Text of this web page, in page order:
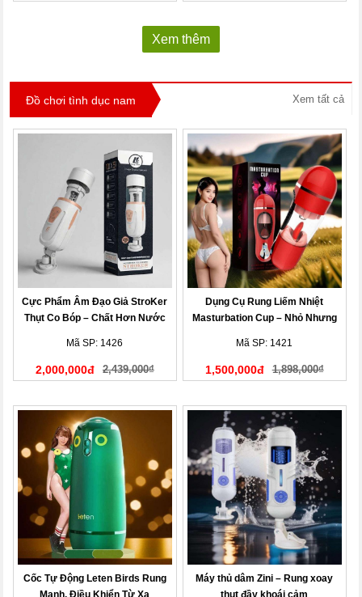
Xem thêm
Đồ chơi tình dục nam Xem tất cả
Cực Phẩm Âm Đạo Giả StroKer
Thụt Co Bóp – Chất Hơn Nước
Mã SP: 1426
2,000,000đ 2,439,000₫
Dụng Cụ Rung Liếm Nhiệt
Masturbation Cup – Nhỏ Nhưng
Mã SP: 1421
1,500,000đ 1,898,000₫
Cốc Tự Động Leten Birds Rung
Máy thủ dâm Zini – Rung xoay